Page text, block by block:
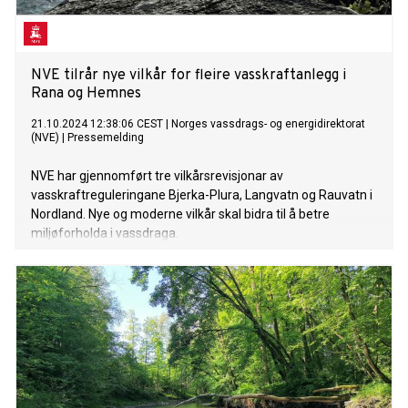
NVE tilrår nye vilkår for fleire vasskraftanlegg i
Rana og Hemnes
21.10.2024 12:38:06 CEST
Norges vassdrags- og energidirektorat
(NVE)
Pressemelding
NVE har gjennomført tre vilkårsrevisjonar av
vasskraftreguleringane Bjerka-Plura, Langvatn og Rauvatn i
Nordland. Nye og moderne vilkår skal bidra til å betre
miljøforholda i vassdraga.